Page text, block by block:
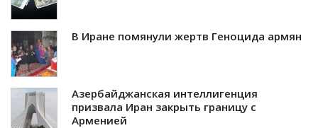
В Иране помянули жертв Геноцида армян
Азербайджанская интеллигенция
призвала Иран закрыть границу с
Арменией